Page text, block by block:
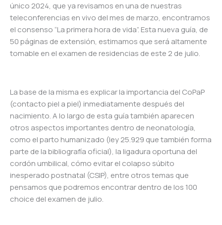
único 2024, que ya revisamos en una de nuestras
teleconferencias en vivo del mes de marzo, encontramos
el consenso “La primera hora de vida”. Esta nueva guía, de
50 páginas de extensión, estimamos que será altamente
tomable en el examen de residencias de este 2 de julio.
La base de la misma es explicar la importancia del CoPaP
(contacto piel a piel) inmediatamente después del
nacimiento. A lo largo de esta guía también aparecen
otros aspectos importantes dentro de neonatología,
como el parto humanizado (ley 25.929 que también forma
parte de la bibliografía oficial), la ligadura oportuna del
cordón umbilical, cómo evitar el colapso súbito
inesperado postnatal (CSIP), entre otros temas que
pensamos que podremos encontrar dentro de los 100
choice del examen de julio.